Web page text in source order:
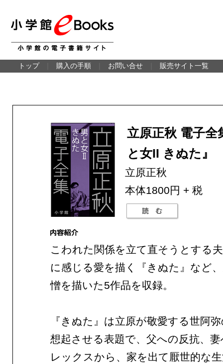
トップ 購入の手順 お問い合せ 販売サイト一覧
立原正秋 電子全
と女II きぬた』
立原正秋
本体1800円 + 税
こわれた関係を立て直そうとする
に感じる愛を描く『きぬた』など
憎を描いた5作品を収録。
『きぬた』は立原が敬愛する世阿
想起させる表題で、父への反抗、
レックスから、家を出て厭世的な